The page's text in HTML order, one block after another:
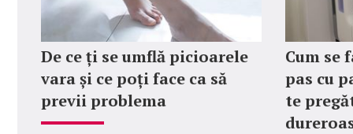
De ce ți se umflă picioarele
vara și ce poți face ca să
previi problema
Cum se
pas cu
te